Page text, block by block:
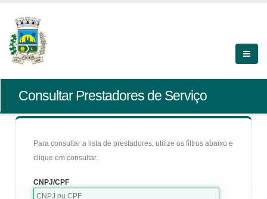
Consultar Prestadores de Serviço
Para consultar a lista de prestadores, utilize os filtros abaixo e
clique em consultar.
CNPJ/CPF